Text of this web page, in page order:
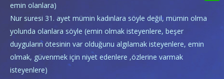
emin olanlara)
Nur suresi 31. ayet mümin kadınlara söyle değil, mümin olma
yolunda olanlara söyle (emin olmak isteyenlere, beşer
duyguların ötesinin var olduğunu algılamak isteyenlere, emin
olmak, güvenmek için niyet edenlere ,özlerine varmak
isteyenlere)